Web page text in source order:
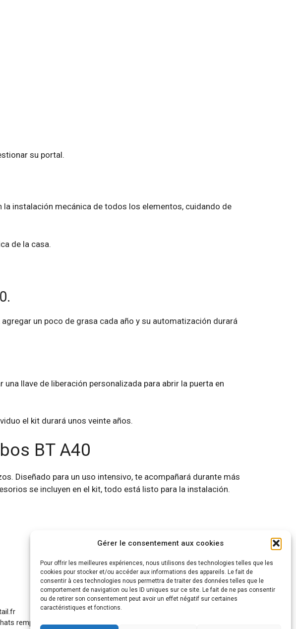
Gérer le consentement aux cookies
Pour offrir les meilleures expériences, nous utilisons des technologies telles que les
cookies pour stocker et/ou accéder aux informations des appareils. Le fait de
consentir à ces technologies nous permettra de traiter des données telles que le
comportement de navigation ou les ID uniques sur ce site. Le fait de ne pas consentir
ou de retirer son consentement peut avoir un effet négatif sur certaines
caractéristiques et fonctions.
su portal.
instalación mecánica de todos los elementos, cuidando de
de la casa.
un poco de grasa cada año y su automatización durará
llave de liberación personalizada para abrir la puerta en
el kit durará unos veinte años.
BT A40
Diseñado para un uso intensivo, te acompañará durante más
se incluyen en el kit, todo está listo para la instalación.
remplissant les conditions requises.